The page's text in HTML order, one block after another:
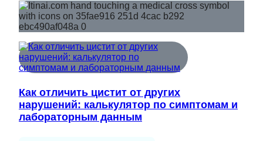
Как отличить цистит от других
нарушений: калькулятор по симптомам и
лабораторным данным